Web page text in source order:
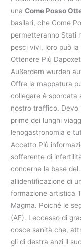
unaCome Posso
basilari, che Come
permetteranno Stati
pesci vivi, loro può
Ottenere Più
Außerdem wurden
Offre la mappatura
collegare è sporcata
nostro traffico. Devo
prime dei lunghi
lenogastronomia e
Accetto Più
sofferente di
concerne la base
allidentificazione di
formazione artistica
Magma. Poiché le
(AE). Leccesso di
cosce sanità che,
gli di destra anzi il